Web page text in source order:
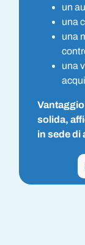
un
una
una
una
solida,
in sede di